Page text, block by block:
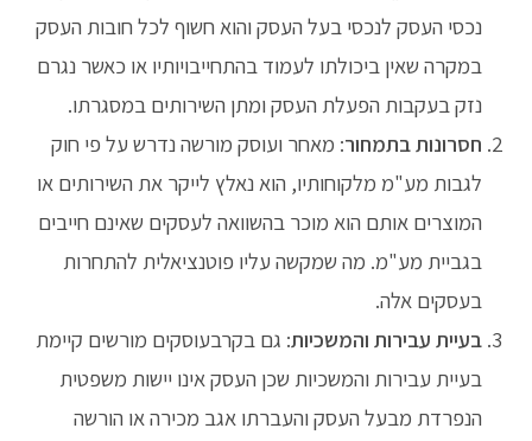
נכסי העסק לנכסי בעל העסק והוא חשוף לכל חובות העסק
במקרה שאין ביכולתו לעמוד בהתחייבויותיו או כאשר נגרם
נזק בעקבות הפעלת העסק ומתן השירותים במסגרתו.
חסרונות בתמחור: מאחר ועוסק מורשה נדרש על פי חוק
לגבות מע"מ מלקוחותיו, הוא נאלץ לייקר את השירותים או
המוצרים אותם הוא מוכר בהשוואה לעסקים שאינם חייבים
בגביית מע"מ. מה שמקשה עליו פוטנציאלית להתחרות
בעסקים אלה.
בעיית עבירות והמשכיות: גם בקרבעוסקים מורשים קיימת
בעיית עבירות והמשכיות שכן העסק אינו יישות משפטית
הנפרדת מבעל העסק והעברתו אגב מכירה או הורשה